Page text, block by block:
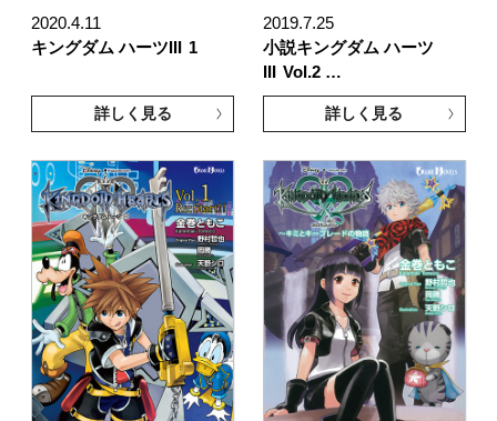
2020.4.11
キングダム ハーツIII 1
詳しく見る
2019.7.25
小説キングダム ハーツ
III Vol.2 …
詳しく見る